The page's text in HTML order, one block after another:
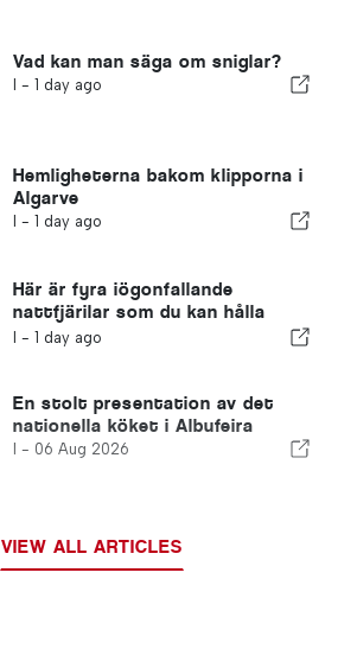
Vad kan man säga om sniglar?
I - 1 day ago
Hemligheterna bakom klipporna i
Algarve
I - 1 day ago
Här är fyra iögonfallande
nattfjärilar som du kan hålla
utkik efter i din trädgård
I - 1 day ago
En stolt presentation av det
nationella köket i Albufeira
I - 06 Aug 2026
VIEW ALL ARTICLES